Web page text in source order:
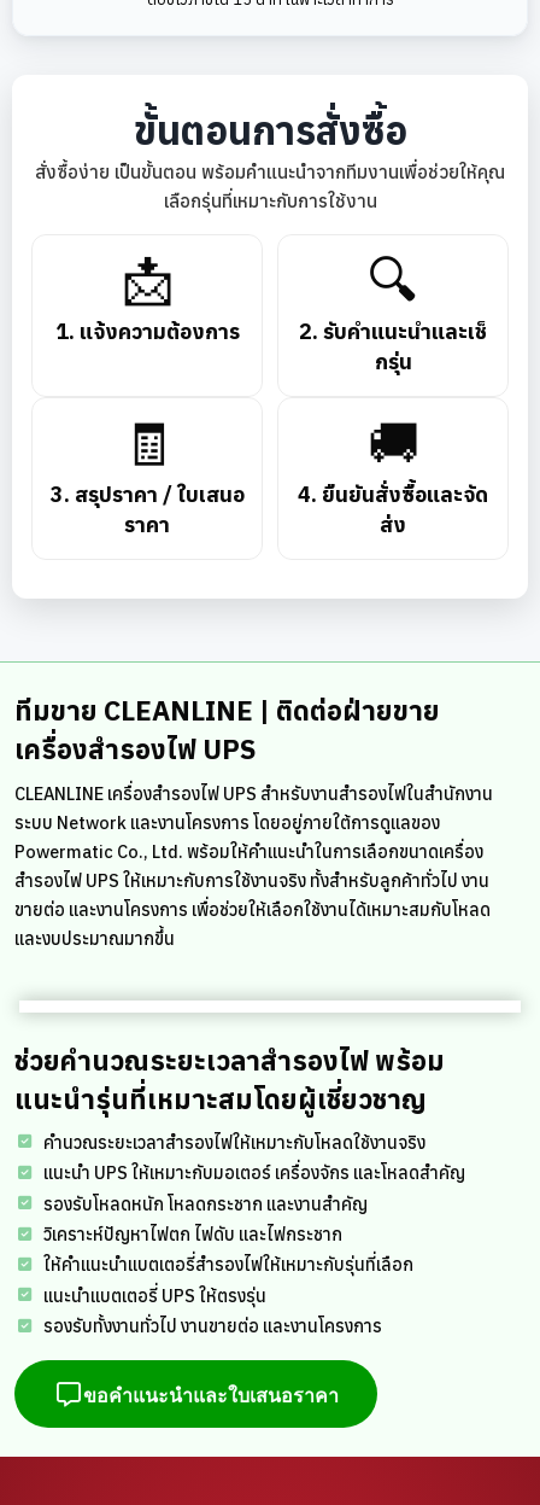
ขั้นตอนการสั่งซื้อ
สั่งซื้อง่าย เป็นขั้นตอน พร้อมคำแนะนำจากทีมงานเพื่อช่วยให้คุณ
เลือกรุ่นที่เหมาะกับการใช้งาน
📩
1. แจ้งความต้องการ
🔍
2. รับคำแนะนำและเช็
กรุ่น
🧾
3. สรุปราคา / ใบเสนอ
ราคา
🚚
4. ยืนยันสั่งซื้อและจัด
ส่ง
ทีมขาย CLEANLINE | ติดต่อฝ่ายขาย
เครื่องสำรองไฟ UPS
CLEANLINE เครื่องสำรองไฟ UPS สำหรับงานสำรองไฟในสำนักงาน
ระบบ Network และงานโครงการ โดยอยู่ภายใต้การดูแลของ
Powermatic Co., Ltd. พร้อมให้คำแนะนำในการเลือกขนาดเครื่อง
สำรองไฟ UPS ให้เหมาะกับการใช้งานจริง ทั้งสำหรับลูกค้าทั่วไป งาน
ขายต่อ และงานโครงการ เพื่อช่วยให้เลือกใช้งานได้เหมาะสมกับโหลด
และงบประมาณมากขึ้น
ช่วยคำนวณระยะเวลาสำรองไฟ พร้อม
แนะนำรุ่นที่เหมาะสมโดยผู้เชี่ยวชาญ
คำนวณระยะเวลาสำรองไฟให้เหมาะกับโหลดใช้งานจริง
แนะนำ UPS ให้เหมาะกับมอเตอร์ เครื่องจักร และโหลดสำคัญ
รองรับโหลดหนัก โหลดกระชาก และงานสำคัญ
วิเคราะห์ปัญหาไฟตก ไฟดับ และไฟกระชาก
ให้คำแนะนำแบตเตอรี่สำรองไฟให้เหมาะกับรุ่นที่เลือก
แนะนำแบตเตอรี่ UPS ให้ตรงรุ่น
รองรับทั้งงานทั่วไป งานขายต่อ และงานโครงการ
ขอคำแนะนำและใบเสนอราคา